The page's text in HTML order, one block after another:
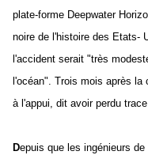
plate-forme Deepwater
noire de l'histoire des Etats-
l'accident serait "très
l'océan". Trois mois après
à l'appui, dit avoir perdu
Depuis que les ingénieurs